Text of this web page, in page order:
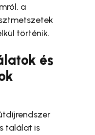
a
történik.
és
találat is